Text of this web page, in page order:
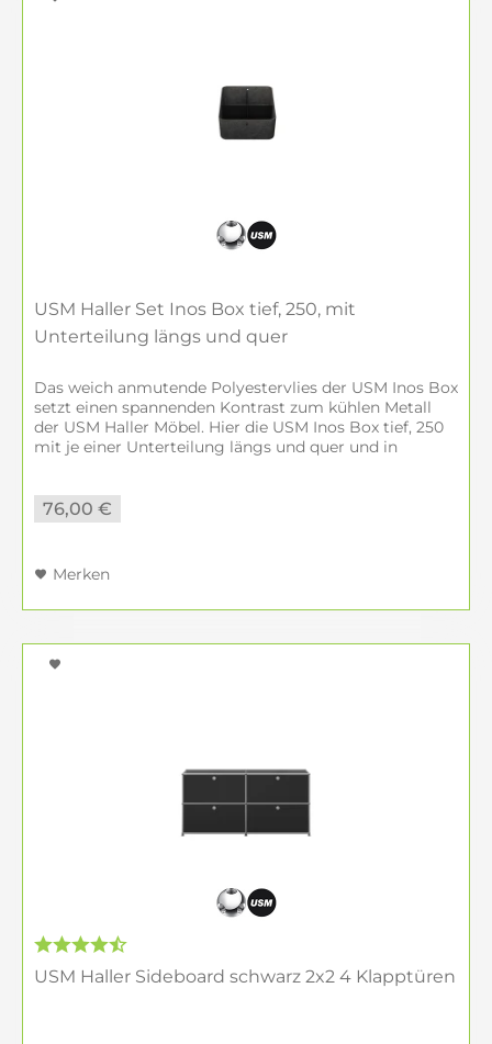
USM Haller Set Inos Box tief, 250, mit
Unterteilung längs und quer
Das weich anmutende Polyestervlies der USM Inos Box
setzt einen spannenden Kontrast zum kühlen Metall
der USM Haller Möbel. Hier die USM Inos Box tief, 250
mit je einer Unterteilung längs und quer und in
76,00 €
Merken
USM Haller Sideboard schwarz 2x2 4 Klapptüren